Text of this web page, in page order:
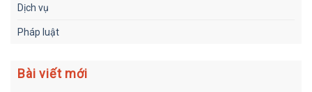
Dịch vụ
Pháp luật
Bài viết mới